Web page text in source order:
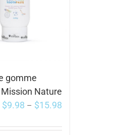
gomme
Nature
$9.98 – $15.98